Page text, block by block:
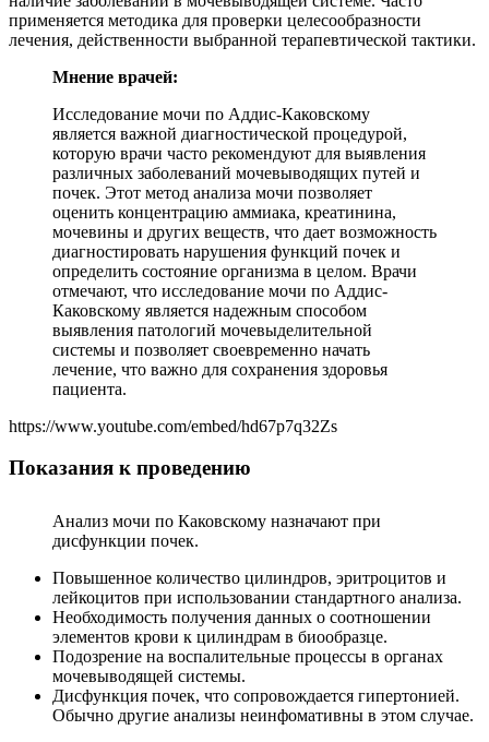
применяется методика для проверки целесообразности
лечения, действенности выбранной терапевтической тактики.
Мнение врачей:
Исследование мочи по Аддис-Каковскому
является важной диагностической процедурой,
которую врачи часто рекомендуют для выявления
различных заболеваний мочевыводящих путей и
почек. Этот метод анализа мочи позволяет
оценить концентрацию аммиака, креатинина,
мочевины и других веществ, что дает возможность
диагностировать нарушения функций почек и
определить состояние организма в целом. Врачи
отмечают, что исследование мочи по Аддис-
Каковскому является надежным способом
выявления патологий мочевыделительной
системы и позволяет своевременно начать
лечение, что важно для сохранения здоровья
пациента.
https://www.youtube.com/embed/hd67p7q32Zs
Показания к проведению
Анализ мочи по Каковскому назначают при
дисфункции почек.
Повышенное количество цилиндров, эритроцитов и
лейкоцитов при использовании стандартного анализа.
Необходимость получения данных о соотношении
элементов крови к цилиндрам в биообразце.
Подозрение на воспалительные процессы в органах
мочевыводящей системы.
Дисфункция почек, что сопровождается гипертонией.
Обычно другие анализы неинфомативны в этом случае.